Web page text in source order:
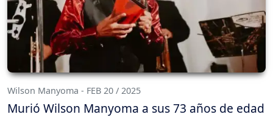
Wilson Manyoma - FEB 20 / 2025
Murió Wilson Manyoma a sus 73 años de edad